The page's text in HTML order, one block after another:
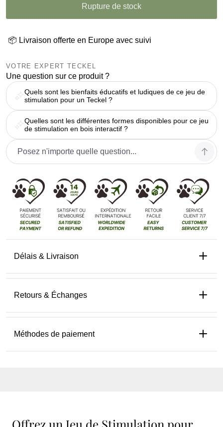
Rupture de stock
📦 Livraison offerte en Europe avec suivi
VOTRE EXPERT TECKEL
Une question sur ce produit ?
Quels sont les bienfaits éducatifs et ludiques de ce jeu de
stimulation pour un Teckel ?
Quelles sont les différentes formes disponibles pour ce jeu
de stimulation en bois interactif ?
Délais & Livraison
Retours & Échanges
Méthodes de paiement